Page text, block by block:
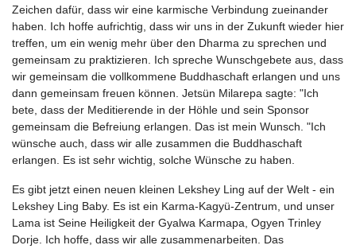
Zeichen dafür, dass wir eine karmische Verbindung zueinander
haben. Ich hoffe aufrichtig, dass wir uns in der Zukunft wieder hier
treffen, um ein wenig mehr über den Dharma zu sprechen und
gemeinsam zu praktizieren. Ich spreche Wunschgebete aus, dass
wir gemeinsam die vollkommene Buddhaschaft erlangen und uns
dann gemeinsam freuen können. Jetsün Milarepa sagte: "Ich
bete, dass der Meditierende in der Höhle und sein Sponsor
gemeinsam die Befreiung erlangen. Das ist mein Wunsch. "Ich
wünsche auch, dass wir alle zusammen die Buddhaschaft
erlangen. Es ist sehr wichtig, solche Wünsche zu haben.
Es gibt jetzt einen neuen kleinen Lekshey Ling auf der Welt - ein
Lekshey Ling Baby. Es ist ein Karma-Kagyü-Zentrum, und unser
Lama ist Seine Heiligkeit der Gyalwa Karmapa, Ogyen Trinley
Dorje. Ich hoffe, dass wir alle zusammenarbeiten. Das